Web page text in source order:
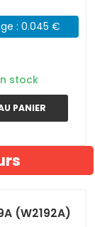
: 0.045 €
stock
PANIER
(W2192A)